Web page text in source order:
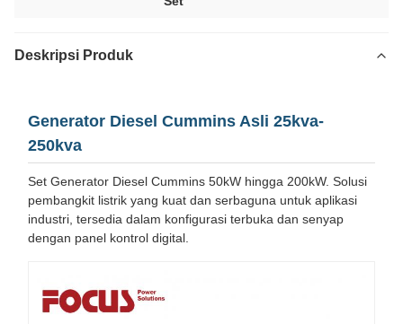
Deskripsi Produk
Generator Diesel Cummins Asli 25kva-
250kva
Set Generator Diesel Cummins 50kW hingga 200kW. Solusi
pembangkit listrik yang kuat dan serbaguna untuk aplikasi
industri, tersedia dalam konfigurasi terbuka dan senyap
dengan panel kontrol digital.